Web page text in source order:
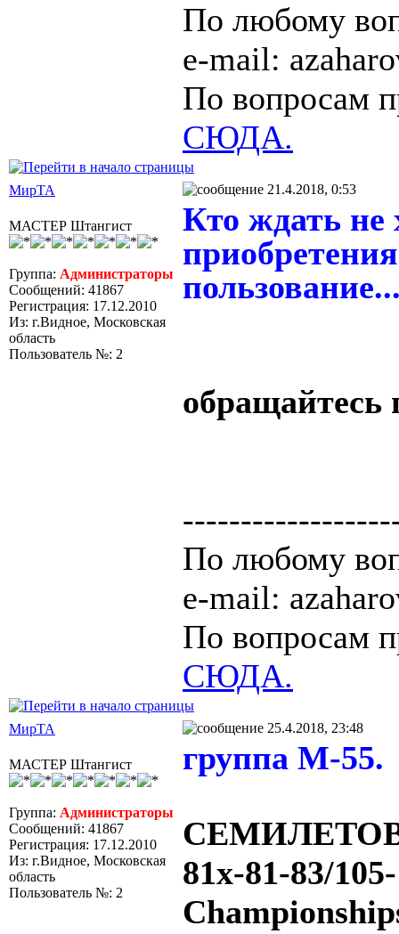
По любому
e-mail:
По вопросам
СЮДА.
МирТА 21.4.2018, 0:53
МАСТЕР Штангист
Группа: Администраторы
Сообщений: 41867
Регистрация: 17.12.2010
Из: г.Видное, Московская
область
Пользователь №: 2
Кто ждать не
По любому
e-mail:
По вопросам
СЮДА.
МирТА 25.4.2018, 23:48
МАСТЕР Штангист
Группа: Администраторы
Сообщений: 41867
Регистрация: 17.12.2010
Из: г.Видное, Московская
область
Пользователь №: 2
группа М-55.
СЕМИЛЕТОВ/
81х-81-83/